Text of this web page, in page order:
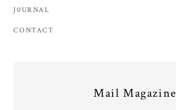
J0URNAL
CONTACT
Mail Magazine